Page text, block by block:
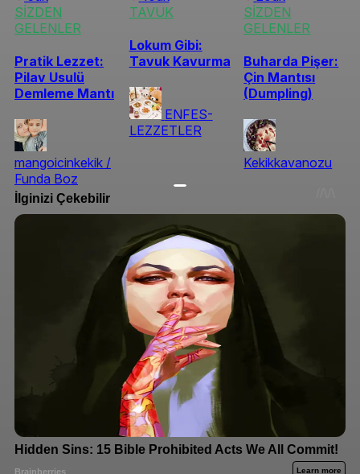
SİZDEN
GELENLER
Pratik Lezzet:
Pilav Usulü
Demleme Mantı
mangoicinkekik /
Funda Boz
TAVUK
Lokum Gibi:
Tavuk Kavurma
ENFES-
LEZZETLER
SİZDEN
GELENLER
Buharda Pişer:
Çin Mantısı
(Dumpling)
Kekikkavanozu